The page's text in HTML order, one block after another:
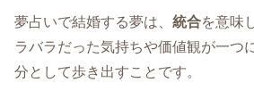
夢占いで結婚する夢は、 統合を意味
ラバラだった気持ちや価値観が一つ
分として歩き出すことです。